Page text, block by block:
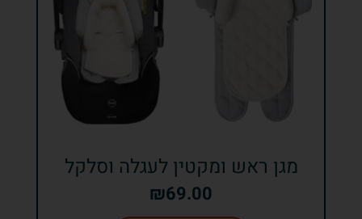
מגן ראש ומקטין לעגלה וסלקל
₪69.00